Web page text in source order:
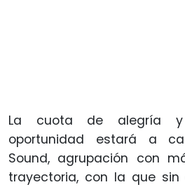
La cuota de alegría
oportunidad estará a
Sound, agrupación con
trayectoria, con la que